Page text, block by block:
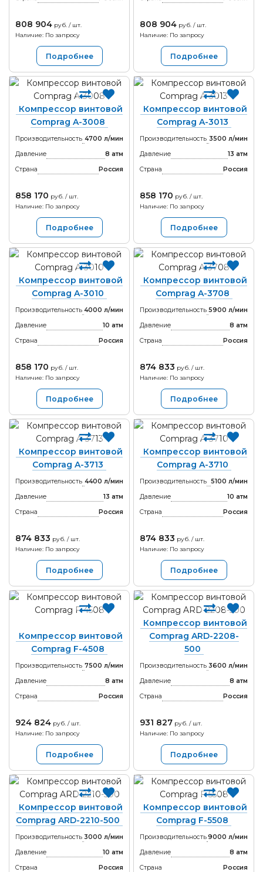
808 904 руб. / шт.
Наличие: По запросу
Подробнее
808 904 руб. / шт.
Наличие: По запросу
Подробнее
Компрессор винтовой
Comprag A-3008
Производительность 4700 л/мин
Давление
8 атм
Страна
Россия
858 170 руб. / шт.
Наличие: По запросу
Подробнее
Компрессор винтовой
Comprag A-3013
Производительность 3500 л/мин
Давление
13 атм
Страна
Россия
858 170 руб. / шт.
Наличие: По запросу
Подробнее
Компрессор винтовой
Comprag A-3010
Производительность 4000 л/мин
Давление
10 атм
Страна
Россия
858 170 руб. / шт.
Наличие: По запросу
Подробнее
Компрессор винтовой
Comprag A-3708
Производительность 5900 л/мин
Давление
8 атм
Страна
Россия
874 833 руб. / шт.
Наличие: По запросу
Подробнее
Компрессор винтовой
Comprag A-3713
Производительность 4400 л/мин
Давление
13 атм
Страна
Россия
874 833 руб. / шт.
Наличие: По запросу
Подробнее
Компрессор винтовой
Comprag A-3710
Производительность 5100 л/мин
Давление
10 атм
Страна
Россия
874 833 руб. / шт.
Наличие: По запросу
Подробнее
Компрессор винтовой
Comprag F-4508
Производительность 7500 л/мин
Давление
8 атм
Страна
Россия
924 824 руб. / шт.
Наличие: По запросу
Подробнее
Компрессор винтовой
Comprag ARD-2208-
500
Производительность 3600 л/мин
Давление
8 атм
Страна
Россия
931 827 руб. / шт.
Наличие: По запросу
Подробнее
Компрессор винтовой
Comprag ARD-2210-500
Производительность 3000 л/мин
Давление
10 атм
Страна
Россия
Компрессор винтовой
Comprag F-5508
Производительность9000 л/мин
Давление
8 атм
Страна
Россия